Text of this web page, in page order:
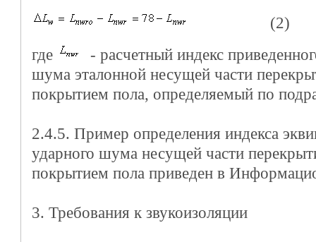
(2)
где
- расчетный индекс
шума эталонной несущей части
покрытием пола, определяемый по
2.4.5. Пример определения индекса
ударного шума несущей части
покрытием пола приведен в
3. Требования к звукоизоляции